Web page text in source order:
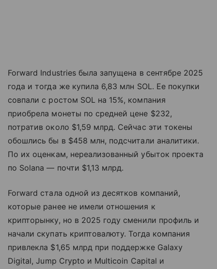
Forward Industries была запущена в сентябре 2025
года и тогда же купила 6,83 млн SOL. Ее покупки
совпали с ростом SOL на 15%, компания
приобрела монеты по средней цене $232,
потратив около $1,59 млрд. Сейчас эти токены
обошлись бы в $458 млн, подсчитали аналитики.
По их оценкам, нереализованный убыток проекта
по Solana — почти $1,13 млрд.
Forward стала одной из десятков компаний,
которые ранее не имели отношения к
крипторынку, но в 2025 году сменили профиль и
начали скупать криптовалюту. Тогда компания
привлекла $1,65 млрд при поддержке Galaxy
Digital, Jump Crypto и Multicoin Capital и